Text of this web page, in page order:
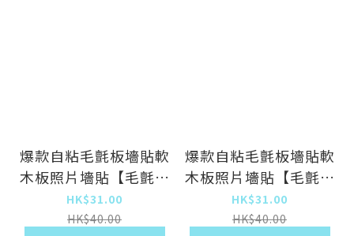
爆款自粘毛氈板墻貼軟
木板照片墻貼【毛氈六
邊形紫色】
HK$31.00
HK$40.00
爆款自粘毛氈板墻貼軟
木板照片墻貼【毛氈六
邊形駝色】
HK$31.00
HK$40.00